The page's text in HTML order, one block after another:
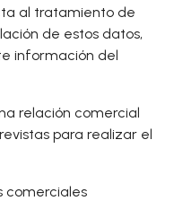
al tratamiento de
de estos datos,
información del
relación comercial
para realizar el
comerciales